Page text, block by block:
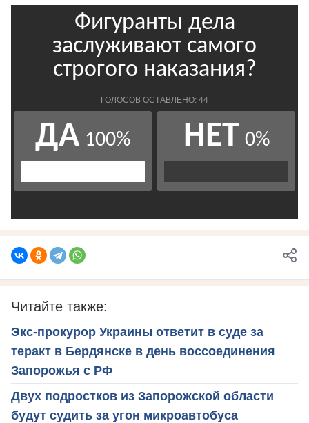
Читайте также:
Экс-прокурор Украины ответит в суде за
теракт в Бердянске в день воссоединения
Запорожья с РФ
Двух подростков из Запорожской области
будут судить за угон микроавтобуса